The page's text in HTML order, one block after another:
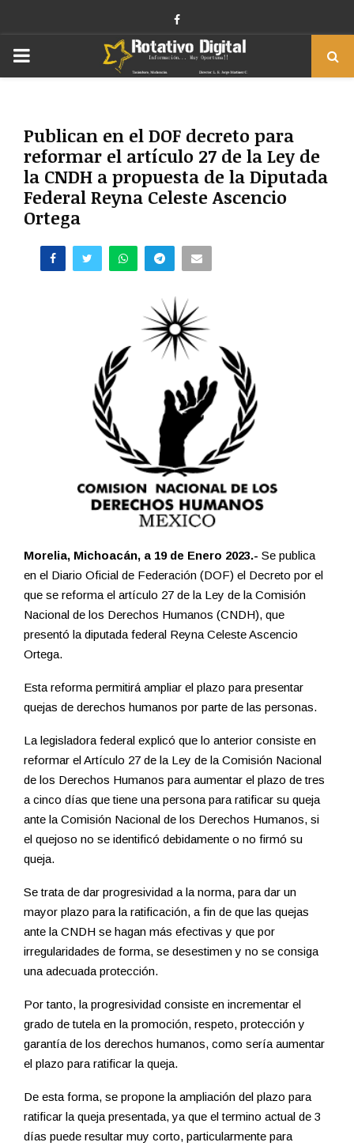
Facebook
PRIMARY
Publican en el DOF decreto para
reformar el artículo 27 de la Ley de
la CNDH a propuesta de la Diputada
Federal Reyna Celeste Ascencio
Ortega
Morelia, Michoacán, a 19 de Enero 2023.- Se publica
en el Diario Oficial de Federación (DOF) el Decreto por el
que se reforma el artículo 27 de la Ley de la Comisión
Nacional de los Derechos Humanos (CNDH), que
presentó la diputada federal Reyna Celeste Ascencio
Ortega.
Esta reforma permitirá ampliar el plazo para presentar
quejas de derechos humanos por parte de las personas.
La legisladora federal explicó que lo anterior consiste en
reformar el Artículo 27 de la Ley de la Comisión Nacional
de los Derechos Humanos para aumentar el plazo de tres
a cinco días que tiene una persona para ratificar su queja
ante la Comisión Nacional de los Derechos Humanos, si
el quejoso no se identificó debidamente o no firmó su
queja.
Se trata de dar progresividad a la norma, para dar un
mayor plazo para la ratificación, a fin de que las quejas
ante la CNDH se hagan más efectivas y que por
irregularidades de forma, se desestimen y no se consiga
una adecuada protección.
Por tanto, la progresividad consiste en incrementar el
grado de tutela en la promoción, respeto, protección y
garantía de los derechos humanos, como sería aumentar
el plazo para ratificar la queja.
De esta forma, se propone la ampliación del plazo para
ratificar la queja presentada, ya que el termino actual de 3
días puede resultar muy corto, particularmente para